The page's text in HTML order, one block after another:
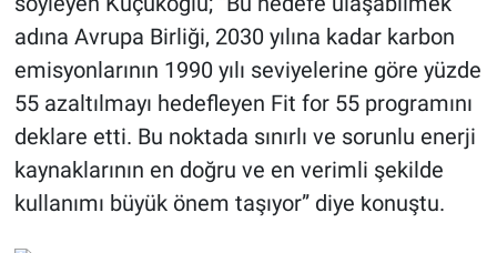
adına Avrupa Birliği, 2030 yılına kadar karbon
emisyonlarının 1990 yılı seviyelerine göre yüzde
55 azaltılmayı hedefleyen Fit for 55 programını
deklare etti. Bu noktada sınırlı ve sorunlu enerji
kaynaklarının en doğru ve en verimli şekilde
kullanımı büyük önem taşıyor” diye konuştu.